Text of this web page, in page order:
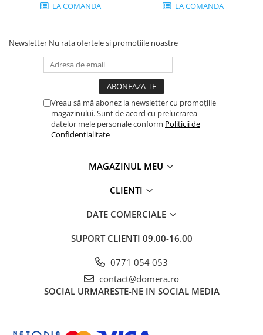
LA COMANDA LA COMANDA
Newsletter Nu rata ofertele si promotiile noastre
Vreau să mă abonez la newsletter cu promoțiile
magazinului. Sunt de acord cu prelucrarea
datelor mele personale conform Politicii de
Confidentialitate
MAGAZINUL MEU
CLIENTI
DATE COMERCIALE
SUPORT CLIENTI 09.00-16.00
0771 054 053
contact@domera.ro
SOCIAL URMARESTE-NE IN SOCIAL MEDIA